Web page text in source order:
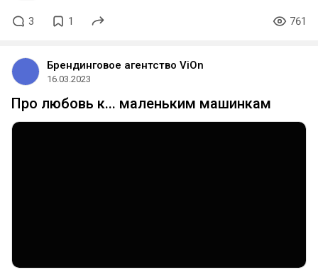
3 1 761
Брендинговое агентство ViOn
16.03.2023
Про любовь к... маленьким машинкам